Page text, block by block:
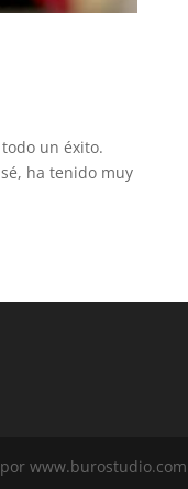
un éxito.
ha tenido muy
www.burostudio.com